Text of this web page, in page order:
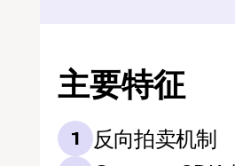
主要特征
1 反向拍卖机制